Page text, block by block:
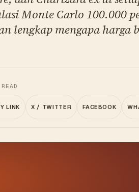
Monte Carlo 100.000
lengkap mengapa harga
LINK X / TWITTER FACEBOOK